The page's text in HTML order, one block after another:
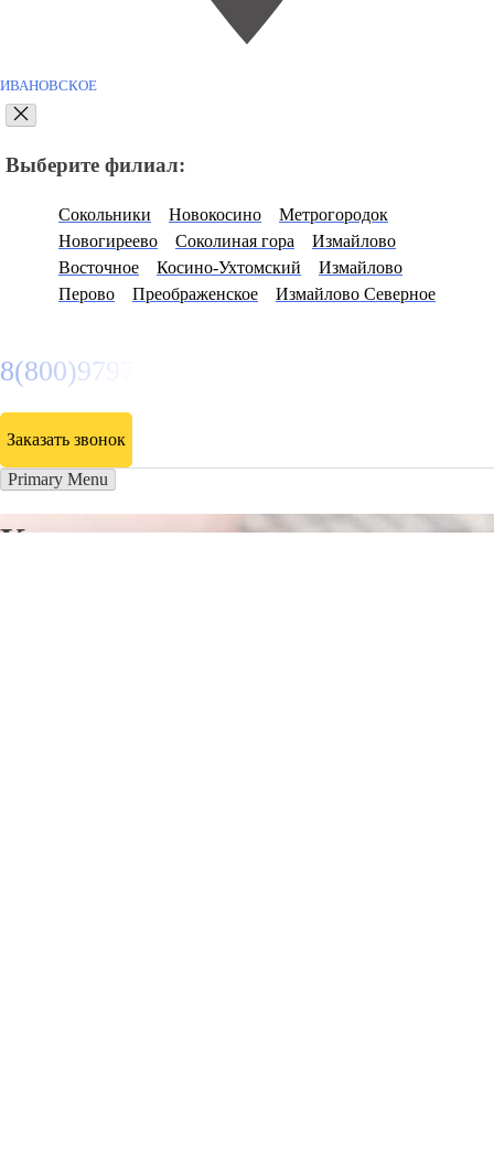
ИВАНОВСКОЕ
Выберите филиал:
Сокольники Новокосино
Метрогородок
Новогиреево
Соколиная гора
Измайлово
Восточное
Косино-Ухтомский
Измайлово
Перово
Преображенское Измайлово Северное
8(800)9797043
Заказать звонок
Primary Menu
Курсы программирования в